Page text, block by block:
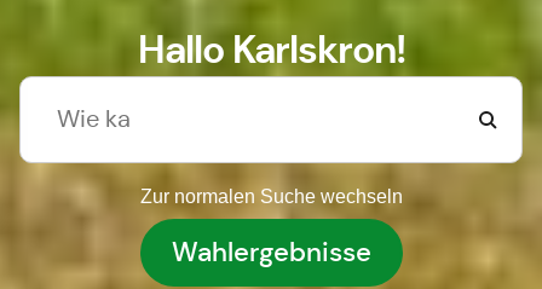
Hallo Karlskron!
Zur normalen Suche wechseln
Wahlergebnisse